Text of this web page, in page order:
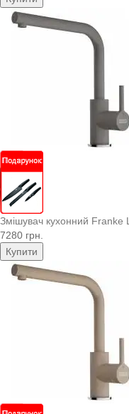
Змішувач кухонний Franke
7280 грн.
Купити